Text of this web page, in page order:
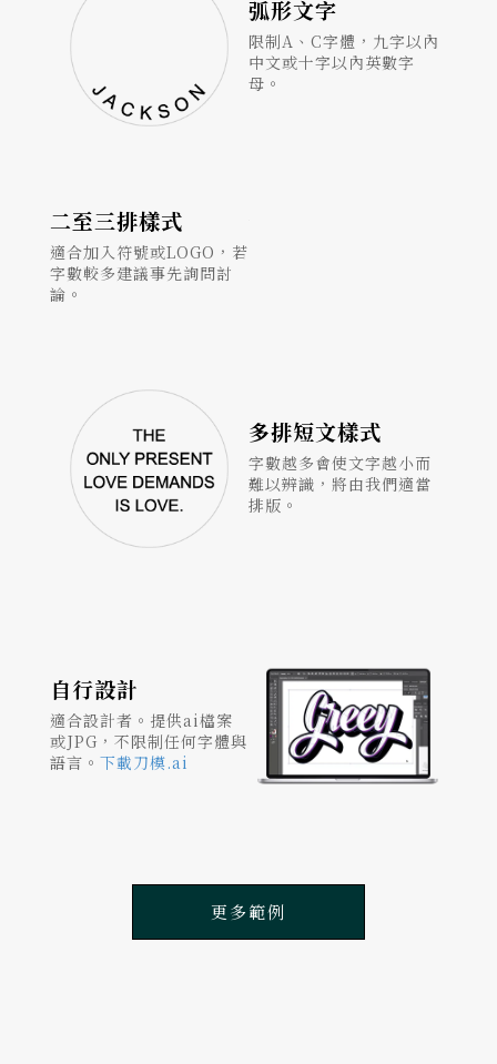
弧形文字
限制A、C字體，九字以內
中文或十字以內英數字
母。
二至三排樣式
適合加入符號或LOGO，若
字數較多建議事先詢問討
論。
多排短文樣式
字數越多會使文字越小而
難以辨識，將由我們適當
排版。
自行設計
適合設計者。提供ai檔案
或JPG，不限制任何字體與
語言。 下載刀模.ai
更多範例